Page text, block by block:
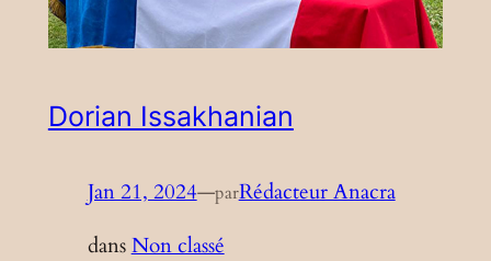
Dorian Issakhanian
Jan 21, 2024—parRédacteur Anacra
dansNon classé